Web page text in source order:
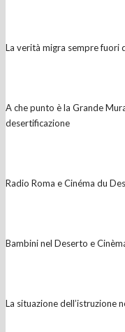
La verità migra sempre fuori
A che punto è la Grande
desertificazione
Radio Roma e Cinéma du
Bambini nel Deserto e
La situazione dell’istruzione